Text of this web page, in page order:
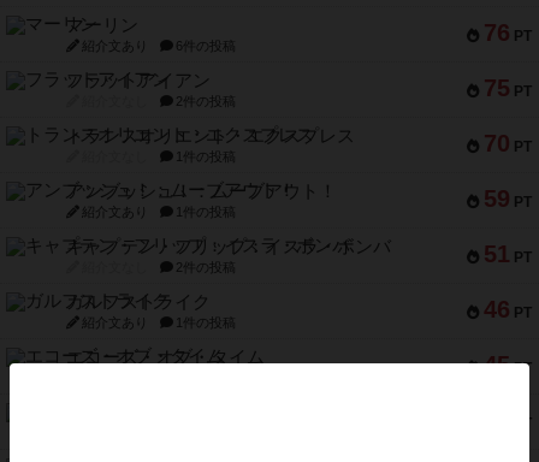
76 PT
マーリン
紹介文あり 6件の投稿
75 PT
フラットアイアン
2件の投稿
70 PT
トランスオリエント・エクスプレス
1件の投稿
59 PT
アンブッシュ！：ムーブアウト！
紹介文あり 1件の投稿
51 PT
キャプテン・フリップ：イスラ・ボンバ
2件の投稿
46 PT
ガルフストライク
紹介文あり 1件の投稿
45 PT
エコーズ・オブ・タイム
PT